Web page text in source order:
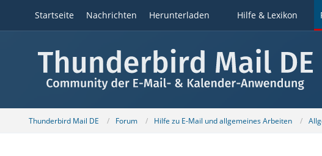
Startseite Nachrichten Herunterladen Hilfe & Lexikon
Thunderbird Mail DE Forum Hilfe zu E-Mail und allgemeines Arbeiten